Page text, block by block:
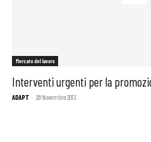
Mercato del lavoro
Interventi urgenti per la
ADAPT - 28 Novembre 2013